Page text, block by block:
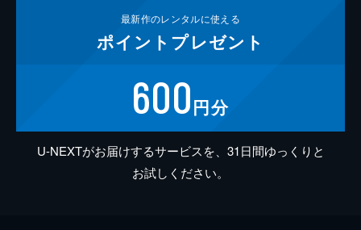
最新作のレンタルに使える
ポイント プレゼント
600円分
U-NEXTがお届けするサービスを、31日間ゆっくりと
お試しください。